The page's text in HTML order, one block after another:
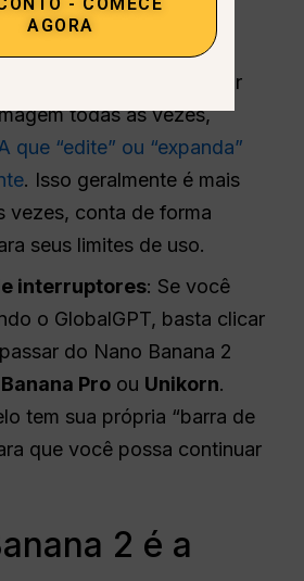
dos limites de alta carga
de trabalho.
: Em vez de solicitar
todas as vezes,
que “edite” ou “expanda”
. Isso geralmente é mais
vezes, conta de forma
seus limites de uso.
interruptores: Se você
o GlobalGPT, basta clicar
do Nano Banana 2
Pro ou Unikorn.
tem sua própria “barra de
que você possa continuar
2 é a
AGORA